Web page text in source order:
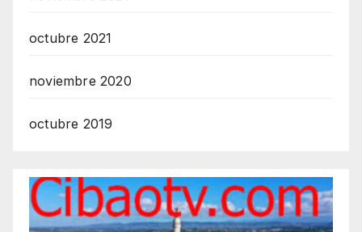
octubre 2021
noviembre 2020
octubre 2019